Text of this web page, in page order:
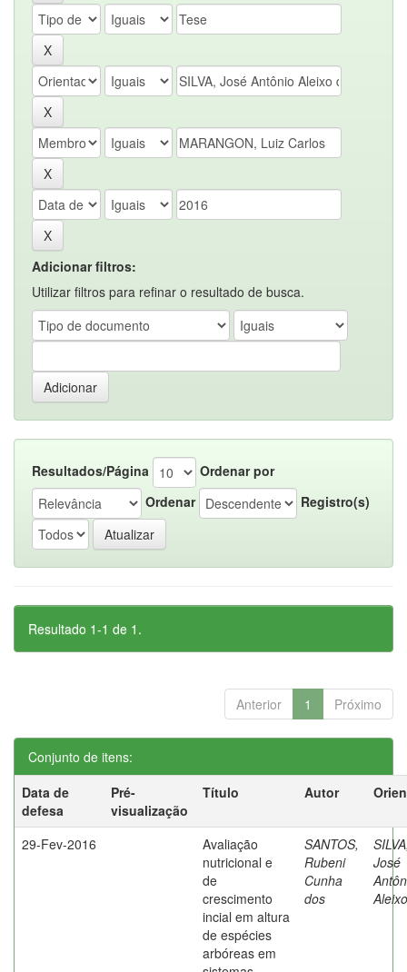
Adicionar filtros:
Utilizar filtros para refinar o resultado de busca.
Resultados/Página
Ordenar por
Ordenar
Registro(s)
Resultado 1-1 de 1.
Anterior 1 Próximo
Conjunto de itens:
Data de
defesa
Pré-
visualização
Título Autor
29-Fev-2016
Avaliação
nutricional e
de
crescimento
incial em altura
de espécies
arbóreas em
SANTOS,
Rubeni
Cunha
dos
José